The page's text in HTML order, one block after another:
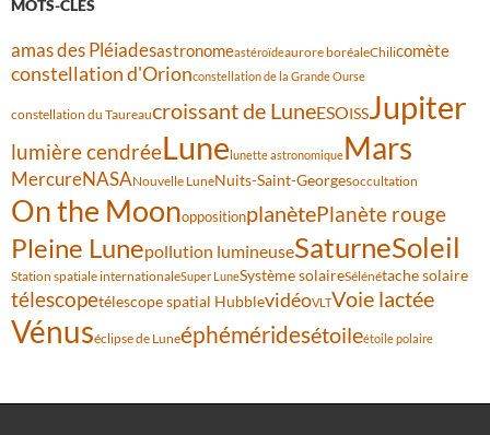
MOTS-CLÉS
amas des Pléiadesastronomeastéroïdeaurore boréaleChilicomète
constellation d'Orionconstellation de la Grande Ourse
constellation du Taureaucroissant de LuneESOISSJupiter
lumière cendréeLunelunette astronomiqueMars
MercureNASANouvelle LuneNuits-Saint-Georgesoccultation
On the MoonoppositionplanètePlanète rouge
Pleine Lunepollution lumineuseSaturneSoleil
Station spatiale internationaleSuper LuneSystème solaireSélénétache solaire
télescopetélescope spatial HubblevidéoVLTVoie lactée
Vénuséclipse de Luneéphéméridesétoileétoile polaire